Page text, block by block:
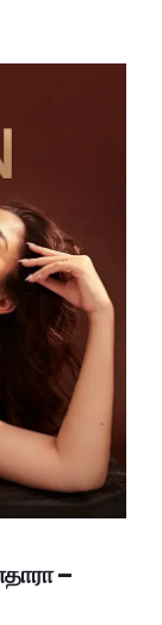
–